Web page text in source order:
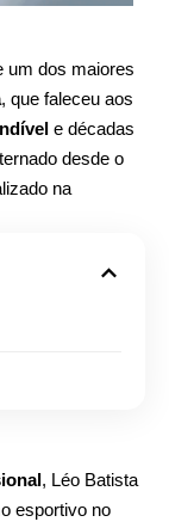
um dos maiores
, que faleceu aos
e décadas
desde o
na
, Léo Batista
esportivo no